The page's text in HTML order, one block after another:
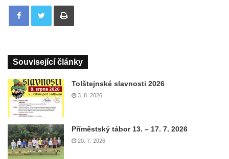
Tisknout
Související články
Tolštejnské slavnosti 2026
3. 8. 2026
Příměstský tábor 13. – 17. 7. 2026
20. 7. 2026